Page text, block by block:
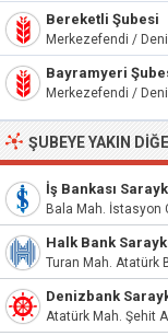
Bereketli Şubesi
Merkezefendi /
Bayramyeri
Merkezefendi /
ŞUBEYE YAKIN
İş Bankası
Bala Mah. İstasyon
Halk Bank
Turan Mah. Atatürk
Denizbank